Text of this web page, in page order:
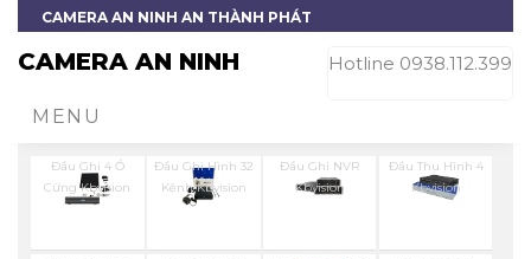
CAMERA AN NINH AN THÀNH PHÁT
CAMERA AN NINH Hotline 0938.112.399
MENU
Đầu Ghi 4 Ổ
Cứng Kbvision
Đầu Ghi Hình 32
Kênh Kbvision
Đầu Ghi NVR
Kbvision
Đầu Thu Hình 4
Kbvision